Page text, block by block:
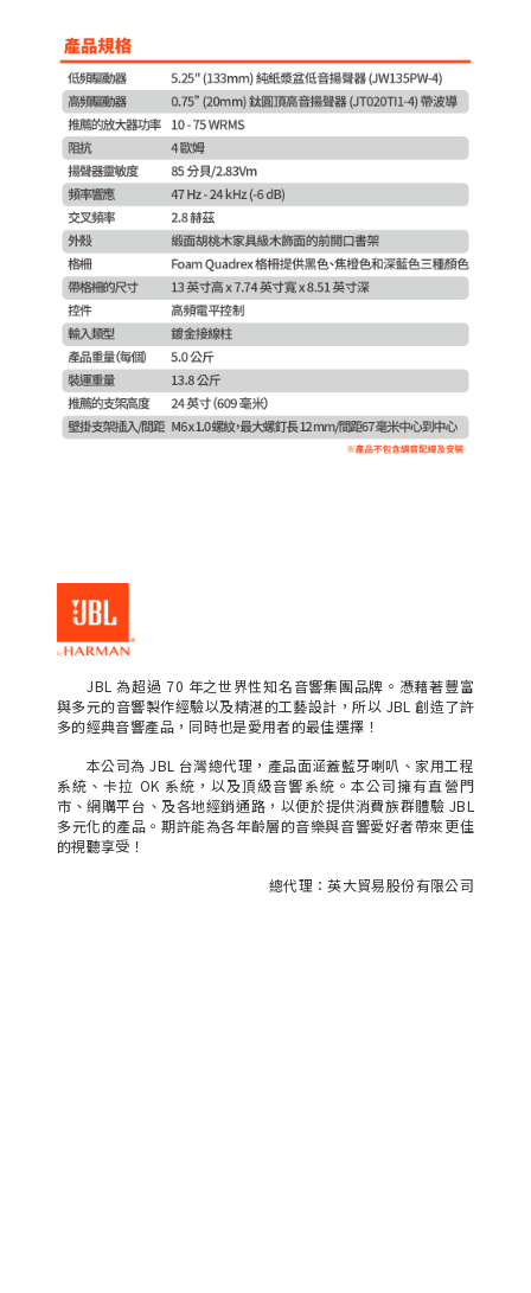
JBL 為超過 70 年之世界性知名音響集團品牌。憑藉著豐富
與多元的音響製作經驗以及精湛的工藝設計，所以 JBL 創造了許
多的經典音響產品，同時也是愛用者的最佳選擇！
本公司為 JBL 台灣總代理，產品面涵蓋藍牙喇叭、家用工程
系統、卡拉 OK 系統，以及頂級音響系統。本公司擁有直營門
市、網購平台、及各地經銷通路，以便於提供消費族群體驗 JBL
多元化的產品。期許能為各年齡層的音樂與音響愛好者帶來更佳
的視聽享受！
總代理：英大貿易股份有限公司